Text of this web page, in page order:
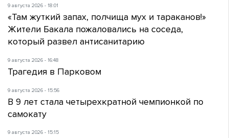
9 августа 2026 - 18:01
«Там жуткий запах, полчища мух и тараканов!»
Жители Бакала пожаловались на соседа,
который развел антисанитарию
9 августа 2026 - 16:48
Трагедия в Парковом
9 августа 2026 - 15:56
В 9 лет стала четырехкратной чемпионкой по
самокату
9 августа 2026 - 15:15